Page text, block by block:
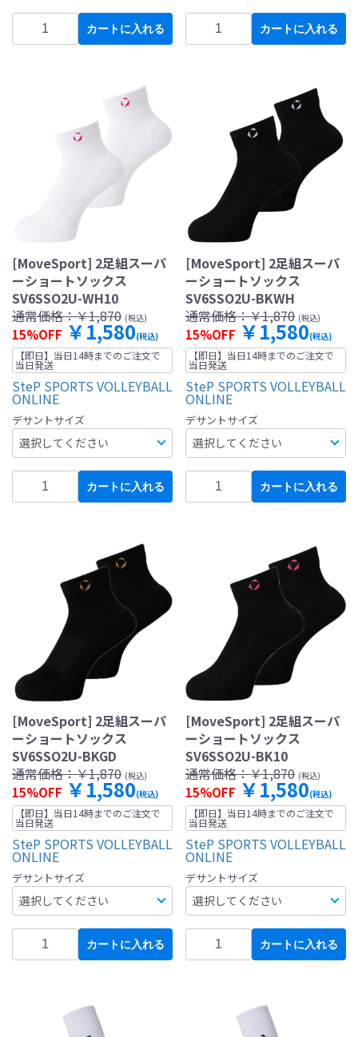
カートに入れる カートに入れる
[MoveSport] 2足組スーパ
ーショートソックス
SV6SSO2U-WH10
通常価格：￥1,870 (税込)
15%OFF ￥1,580(税込)
【即日】当日14時までのご注文で
当日発送
SteP SPORTS VOLLEYBALL
ONLINE
デサントサイズ
カートに入れる
[MoveSport] 2足組スーパ
ーショートソックス
SV6SSO2U-BKWH
通常価格：￥1,870 (税込)
15%OFF ￥1,580(税込)
【即日】当日14時までのご注文で
当日発送
SteP SPORTS VOLLEYBALL
ONLINE
デサントサイズ
カートに入れる
[MoveSport] 2足組スーパ
ーショートソックス
SV6SSO2U-BKGD
通常価格：￥1,870 (税込)
15%OFF ￥1,580(税込)
【即日】当日14時までのご注文で
当日発送
SteP SPORTS VOLLEYBALL
ONLINE
デサントサイズ
カートに入れる
[MoveSport] 2足組スーパ
ーショートソックス
SV6SSO2U-BK10
通常価格：￥1,870 (税込)
15%OFF ￥1,580(税込)
【即日】当日14時までのご注文で
当日発送
SteP SPORTS VOLLEYBALL
ONLINE
デサントサイズ
カートに入れる